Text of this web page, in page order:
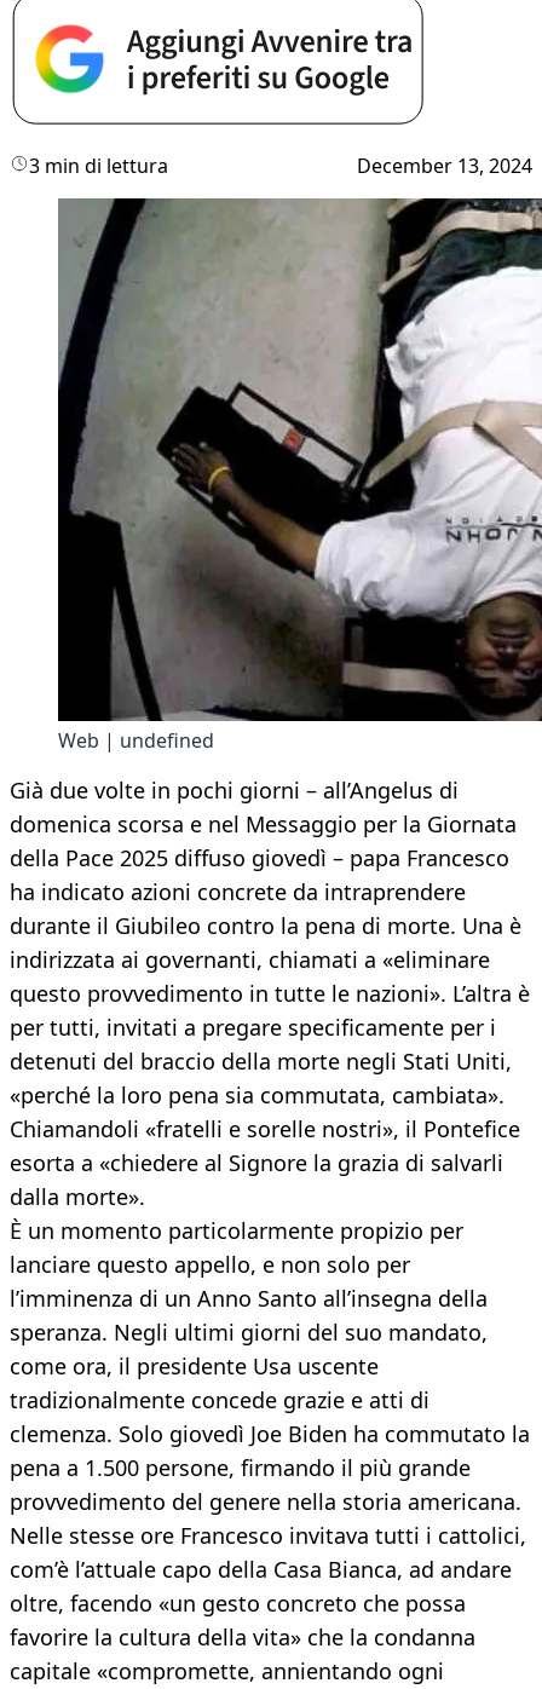
3 min di lettura December 13, 2024
Web | undefined
Già due volte in pochi giorni – all’Angelus di
domenica scorsa e nel Messaggio per la Giornata
della Pace 2025 diffuso giovedì – papa Francesco
ha indicato azioni concrete da intraprendere
durante il Giubileo contro la pena di morte. Una è
indirizzata ai governanti, chiamati a «eliminare
questo provvedimento in tutte le nazioni». L’altra è
per tutti, invitati a pregare specificamente per i
detenuti del braccio della morte negli Stati Uniti,
«perché la loro pena sia commutata, cambiata».
Chiamandoli «fratelli e sorelle nostri», il Pontefice
esorta a «chiedere al Signore la grazia di salvarli
dalla morte».
È un momento particolarmente propizio per
lanciare questo appello, e non solo per
l’imminenza di un Anno Santo all’insegna della
speranza. Negli ultimi giorni del suo mandato,
come ora, il presidente Usa uscente
tradizionalmente concede grazie e atti di
clemenza. Solo giovedì Joe Biden ha commutato la
pena a 1.500 persone, firmando il più grande
provvedimento del genere nella storia americana.
Nelle stesse ore Francesco invitava tutti i cattolici,
com’è l’attuale capo della Casa Bianca, ad andare
oltre, facendo «un gesto concreto che possa
favorire la cultura della vita» che la condanna
capitale «compromette, annientando ogni